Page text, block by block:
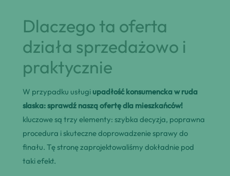
Dlaczego ta oferta
działa sprzedażowo i
praktycznie
W przypadku usługi upadłość konsumencka w ruda
slaska: sprawdź naszą ofertę dla mieszkańców!
kluczowe są trzy elementy: szybka decyzja, poprawna
procedura i skuteczne doprowadzenie sprawy do
finału. Tę stronę zaprojektowaliśmy dokładnie pod
taki efekt.